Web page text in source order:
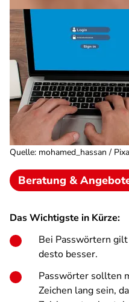
Quelle: mohamed_hassan /
Beratung &
Das Wichtigste in Kürze:
Bei Passwörtern
desto besser.
Passwörter sollten
Zeichen lang sein,